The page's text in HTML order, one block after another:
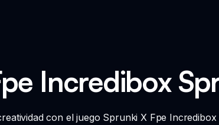
Incredibox
con el juego Sprunki X Fpe